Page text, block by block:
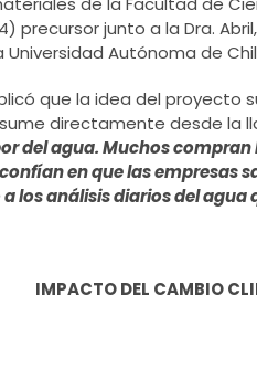
precursor junto a la Dra.
Universidad Autónoma de
que la idea del
directamente desde la
del agua. Muchos
en que las empresas
los análisis diarios del
IMPACTO DEL CAMBIO